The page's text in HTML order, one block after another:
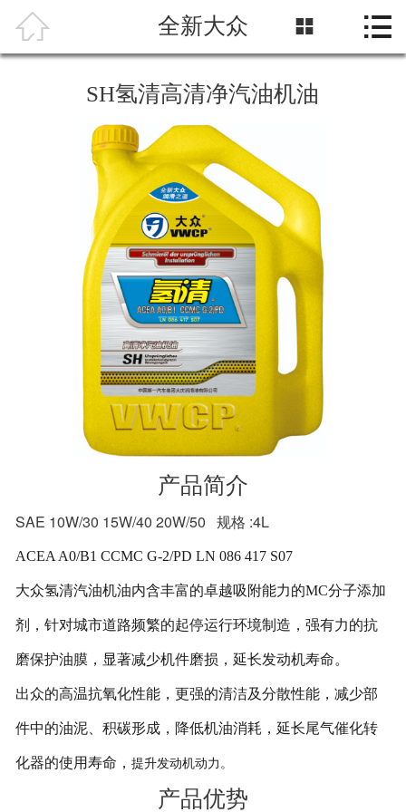
 首页
媒体中心
车养护知识
润滑油分析服务
 全新大众  
SH氢清高清净汽油机油
产品简介
SAE 10W/30 15W/40 20W/50 规格 :4L
ACEA A0/B1 CCMC G-2/PD LN 086 417 S07
大众氢清汽油机油内含丰富的卓越吸附能力的MC分子添加
剂，针对城市道路频繁的起停运行环境制造，强有力的抗
磨保护油膜，显著减少机件磨损，延长发动机寿命。
出众的高温抗氧化性能，更强的清洁及分散性能，减少部
件中的油泥、积碳形成，降低机油消耗，延长尾气催化转
化器的使用寿命， 提升发动机动力。
产品优势